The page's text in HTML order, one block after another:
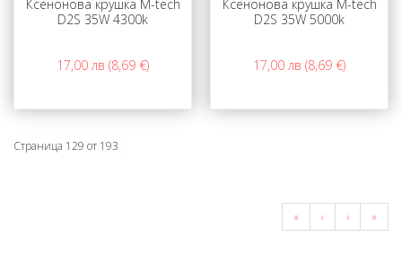
Ксенонова крушка M-tech
D2S 35W 4300k
17,00 лв (8,69 €)
Ксенонова крушка M-tech
D2S 35W 5000k
17,00 лв (8,69 €)
Страница 129 от 193
« ‹ › »